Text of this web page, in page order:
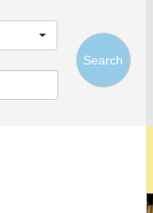
Search